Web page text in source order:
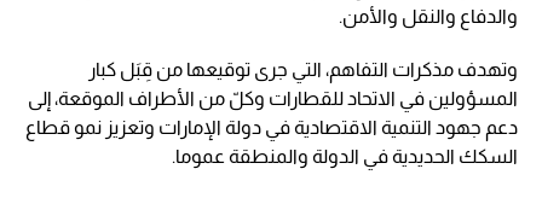
والدفاع والنقل والأمن.
وتهدف مذكرات التفاهم، التي جرى توقيعها من قِبَل كبار
المسؤولين في الاتحاد للقطارات وكلّ من الأطراف الموقعة، إلى
دعم جهود التنمية الاقتصادية في دولة الإمارات وتعزيز نمو قطاع
السكك الحديدية في الدولة والمنطقة عموما.